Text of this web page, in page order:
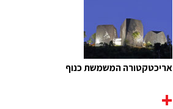
אריכטקטורה המשמשת כנוף